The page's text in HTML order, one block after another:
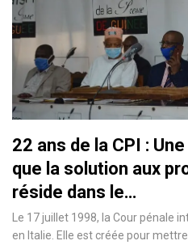
22 ans de la CPI :
que la solution aux
réside dans le…
Le 17 juillet 1998, la Cour pénale
en Italie. Elle est créée pour